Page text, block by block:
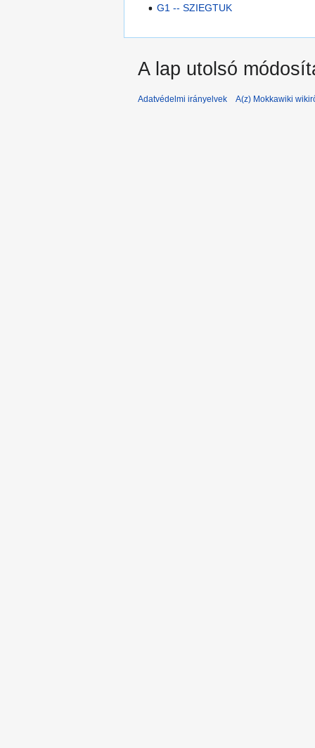
G1 -- SZIEGTUK
A lap utolsó
Adatvédelmi irányelvek A(z) Mokkawiki